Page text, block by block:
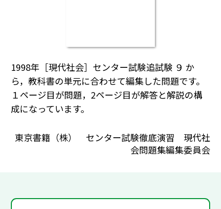
1998年［現代社会］センター試験追試験 ９ か
ら，教科書の単元に合わせて編集した問題です。
１ページ目が問題，2ページ目が解答と解説の構
成になっています。
東京書籍（株） センター試験徹底演習 現代社
会問題集編集委員会